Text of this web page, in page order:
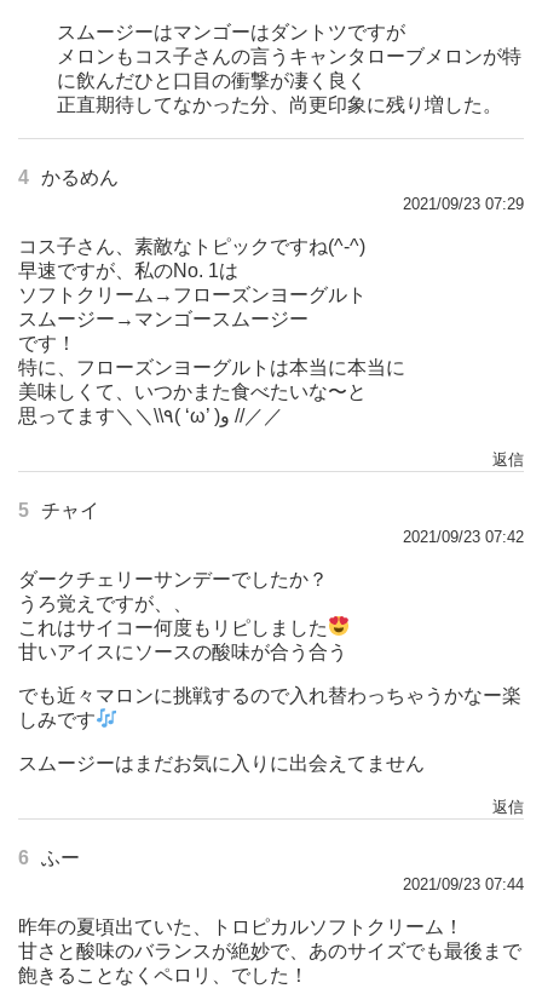
スムージーはマンゴーはダントツですが
メロンもコス子さんの言うキャンタローブメロンが特
に飲んだひと口目の衝撃が凄く良く
正直期待してなかった分、尚更印象に残り増した。
4 かるめん
2021/09/23 07:29
コス子さん、素敵なトピックですね(^-^)
早速ですが、私のNo. 1は
ソフトクリーム→フローズンヨーグルト
スムージー→マンゴースムージー
です！
特に、フローズンヨーグルトは本当に本当に
美味しくて、いつかまた食べたいな〜と
思ってます＼＼\\٩( ‘ω’ )و //／／
返信
5 チャイ
2021/09/23 07:42
ダークチェリーサンデーでしたか？
うろ覚えですが、、
これはサイコー何度もリピしました
甘いアイスにソースの酸味が合う合う
でも近々マロンに挑戦するので入れ替わっちゃうかなー楽
しみです
スムージーはまだお気に入りに出会えてません
返信
6 ふー
2021/09/23 07:44
昨年の夏頃出ていた、トロピカルソフトクリーム！
甘さと酸味のバランスが絶妙で、あのサイズでも最後まで
飽きることなくペロリ、でした！